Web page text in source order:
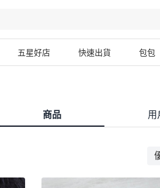
五星好店 快速出貨 包包
商品 用